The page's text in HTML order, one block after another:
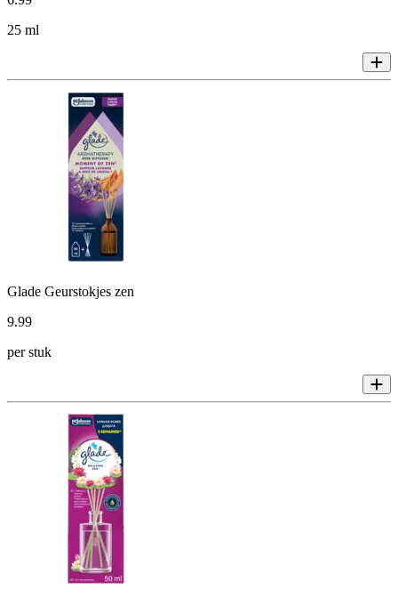
25 ml
Glade Geurstokjes zen
9.99
per stuk